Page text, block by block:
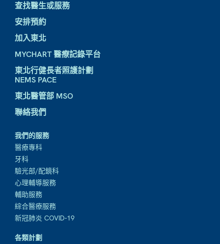
查找醫生或服務
安排預約
加入東北
MYCHART 醫療記錄平台
東北行健長者照護計劃
NEMS PACE
東北醫管部 MSO
聯絡我們
我們的服務
醫療專科
牙科
驗光部/配鏡科
心理輔導服務
輔助服務
綜合醫療服務
新冠肺炎 COVID-19
各類計劃